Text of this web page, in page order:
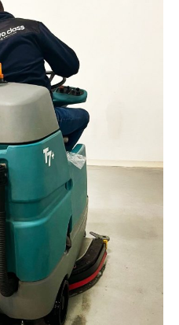
of
be part of the